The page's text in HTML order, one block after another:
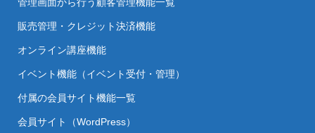
販売管理・クレジット決済機能
オンライン講座機能
イベント機能（イベント受付・管理）
付属の会員サイト機能一覧
会員サイト（WordPress）